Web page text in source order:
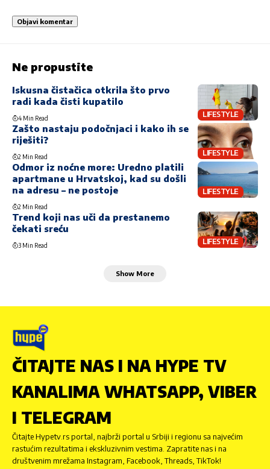
Ne propustite
LIFESTYLE
Iskusna čistačica otkrila što prvo
radi kada čisti kupatilo
4 Min Read
LIFESTYLE
Zašto nastaju podočnjaci i kako ih se
riješiti?
2 Min Read
LIFESTYLE
Odmor iz noćne more: Uredno platili
apartmane u Hrvatskoj, kad su došli
na adresu – ne postoje
2 Min Read
LIFESTYLE
Trend koji nas uči da prestanemo
čekati sreću
3 Min Read
Show More
ČITAJTE NAS I NA HYPE TV
KANALIMA WHATSAPP, VIBER
I TELEGRAM
Čitajte Hypetv.rs portal, najbrži portal u Srbiji i regionu sa najvećim
rastućim rezultatima i ekskluzivnim vestima. Zapratite nas i na
društvenim mrežama Instagram, Facebook, Threads, TikTok!